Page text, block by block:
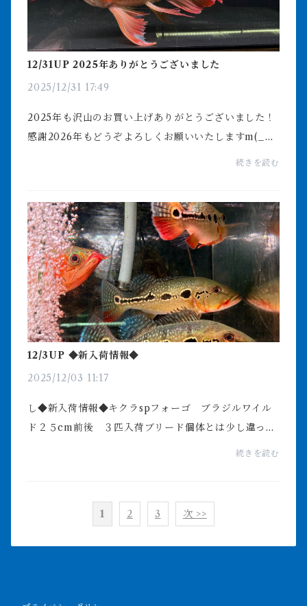
12/31UP 2025年ありがとうございました
2025/12/31 17:49
2025年も沢山のお買い上げありがとうございました！
感謝2026年もどうぞよろしくお願いいたしますm(_
_)m皆さま良いお年をお迎えくださいませ！ビリーケ
続きを読む
12/3UP ◆新入荷情報◆
2025/12/03 11:17
し◆新入荷情報◆キクラspフォーゴ ブラジルワイル
ド２５cm前後 ３匹入荷ブリード個体とは少し違った
表現です赤発色も始まりカッコよくなりそうですねワ
続きを読む
1 2 3 次 >>